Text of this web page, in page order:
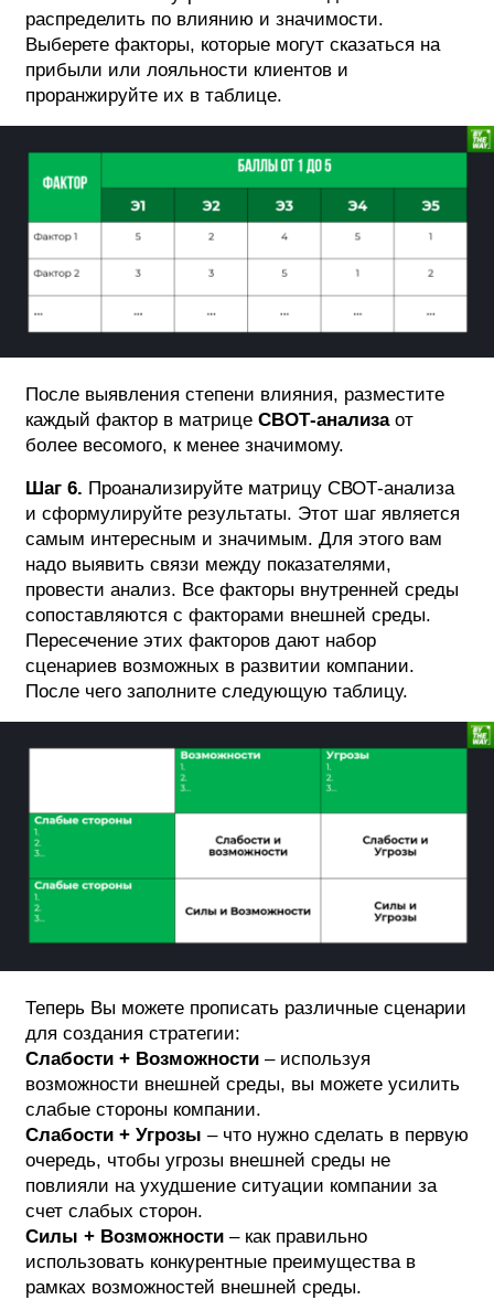
распределить по влиянию и значимости.
Выберете факторы, которые могут сказаться на
прибыли или лояльности клиентов и
проранжируйте их в таблице.
После выявления степени влияния, разместите
каждый фактор в матрице СВОТ-анализаот
более весомого, к менее значимому.
Шаг 6. Проанализируйте матрицу СВОТ-анализа
и сформулируйте результаты. Этот шаг является
самым интересным и значимым. Для этого вам
надо выявить связи между показателями,
провести анализ. Все факторы внутренней среды
сопоставляются с факторами внешней среды.
Пересечение этих факторов дают набор
сценариев возможных в развитии компании.
После чего заполните следующую таблицу.
Теперь Вы можете прописать различные сценарии
для создания стратегии:
Слабости + Возможности – используя
возможности внешней среды, вы можете усилить
слабые стороны компании.
Слабости + Угрозы – что нужно сделать в первую
очередь, чтобы угрозы внешней среды не
повлияли на ухудшение ситуации компании за
счет слабых сторон.
Силы + Возможности – как правильно
использовать конкурентные преимущества в
рамках возможностей внешней среды.